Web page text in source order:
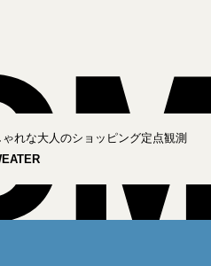
ゃれな大人のショッピング定点観測